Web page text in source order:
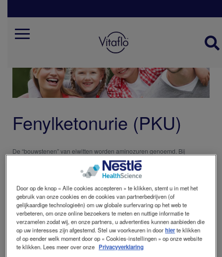
content
Mobile
belgie
Fenylketonurie (PKU)
De “bouwstenen” van eiwitten worden aminozuren genoemd. Bij
fenylketonurie (PKU) is er een tekort aan een bepaald enzym waardoor
het lichaam één van de aminozuren, namelijk fenylalanine, niet (goed)
kan afbreken. PKU-patiënten moeten daarom de inname van eiwitten
zeer streng beperken.
Een belangrijk aspect bij de dieetbegeleiding van PKU is het gebruik van
aminozuurpreparaten. Aminozuurpreparaten voor PKU leveren alle
benodigde aminozuren die ook in eiwitten aanwezig zijn, behalve het
aminozuur fenylalanine. De combinatie van het aminozuurpreparaat en
de hoeveelheid natuurlijk eiwit die is toegestaan uit de voeding zorgen
voor een adequate eiwitinname voor groei en ontwikkeling.
Vitaflo®heeft een uitgebreid assortiment van producten die
gebruiksvriendelijk zijn, leeftijdsspecifiek en smakelijk voor de PKU-
Door op de knop « Alle cookies accepteren » te klikken, stemt u in met het
gebruik van onze cookies en de cookies van partnerbedrijven (of
gelijkaardige technologieën) om uw globale surfervaring op het web te
verbeteren, om onze online bezoekers te meten en nuttige informatie te
verzamelen zodat wij, en onze partners, u advertenties kunnen aanbieden die
op uw interesses zijn afgestemd. Stel uw voorkeuren in doorhierte klikken
of op eender welk moment door op « Cookies-instellingen » op onze website
te klikken. Lees meer over onze Privacyverklaring